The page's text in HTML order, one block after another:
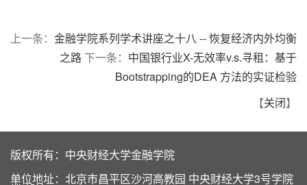
上一条： 金融学院系列学术讲座之十八 -- 恢复经济内外均衡
之路 下一条： 中国银行业X-无效率v.s.寻租：基于
Bootstrapping的DEA 方法的实证检验
【关闭】
版权所有：中央财经大学金融学院
单位地址：北京市昌平区沙河高教园 中央财经大学3号学院